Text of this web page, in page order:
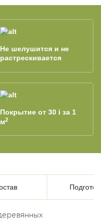
Не шелушится и не
растрескивается
Покрытие от 30 i за 1
м2